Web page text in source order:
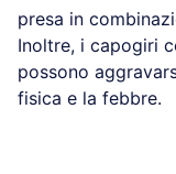
presa in
Inoltre, i capogiri
possono
fisica e la febbre.